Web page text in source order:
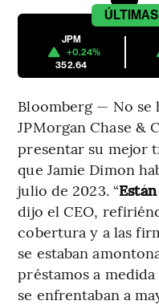
ÚLTIMAS
JPM
+0.24%
352.64
Bloomberg — No se
JPMorgan Chase &
presentar su mejor
que Jamie Dimon
julio de 2023. “
dijo el CEO,
cobertura y a las
se estaban
préstamos a
se enfrentaban a